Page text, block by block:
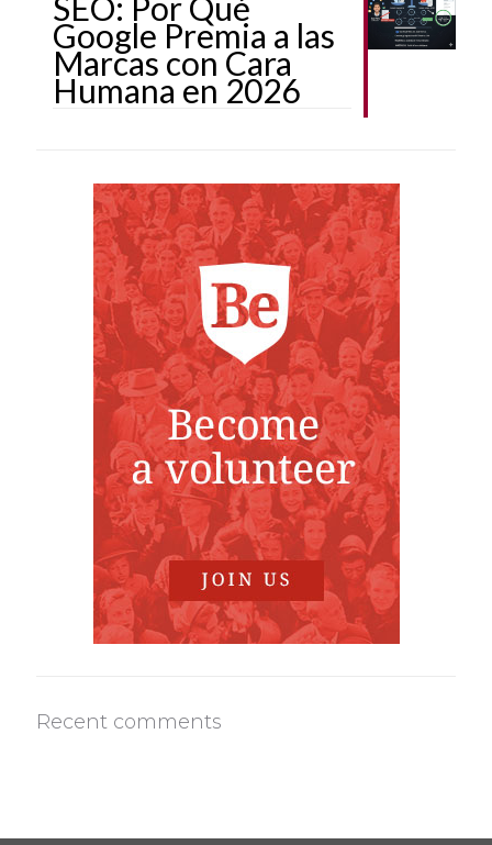
Google Premia a las
Marcas con Cara
Humana en 2026
Recent comments